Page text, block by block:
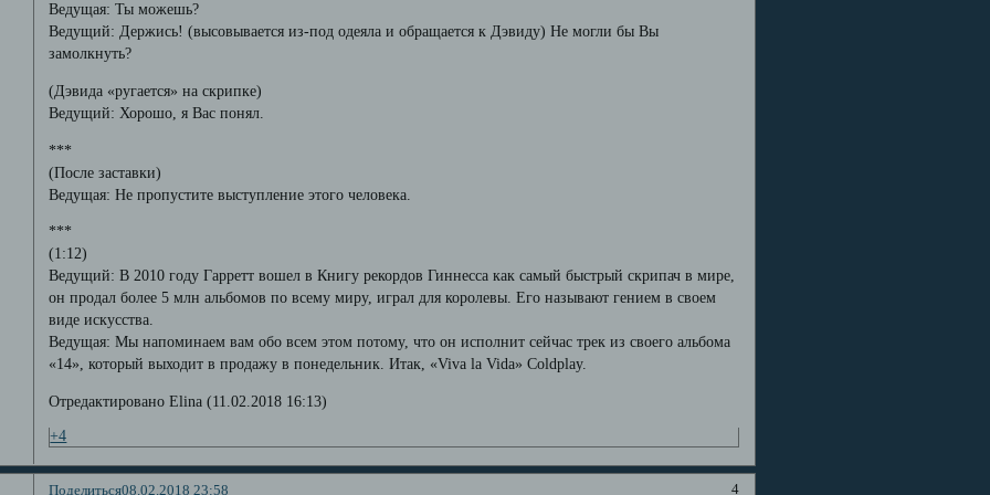
Ведущая: Ты можешь?
Ведущий: Держись! (высовывается из-под одеяла и обращается к Дэвиду) Не могли бы Вы
замолкнуть?
(Дэвида «ругается» на скрипке)
Ведущий: Хорошо, я Вас понял.
***
(После заставки)
Ведущая: Не пропустите выступление этого человека.
***
(1:12)
Ведущий: В 2010 году Гарретт вошел в Книгу рекордов Гиннесса как самый быстрый скрипач в мире,
он продал более 5 млн альбомов по всему миру, играл для королевы. Его называют гением в своем
виде искусства.
Ведущая: Мы напоминаем вам обо всем этом потому, что он исполнит сейчас трек из своего альбома
«14», который выходит в продажу в понедельник. Итак, «Viva la Vida» Coldplay.
Отредактировано Elina (11.02.2018 16:13)
+4
Поделиться 4
08.02.2018 23:58